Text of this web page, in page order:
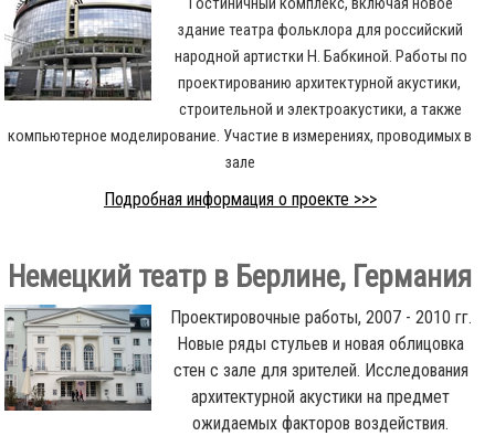
здание театра фольклора для российский
народной артистки Н. Бабкиной. Работы по
проектированию архитектурной акустики,
строительной и электроакустики, а также
компьютерное моделирование. Участие в измерениях, проводимых в
зале
Подробная информация о проекте >>>
Немецкий театр в Берлине, Германия
Проектировочные работы, 2007 - 2010 гг.
Новые ряды стульев и новая облицовка
стен с зале для зрителей. Исследования
архитектурной акустики на предмет
ожидаемых факторов воздействия.